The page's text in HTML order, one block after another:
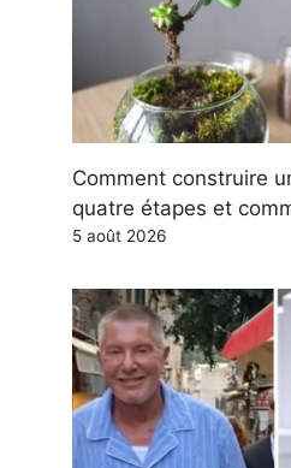
Comment construire
quatre étapes et
5 août 2026